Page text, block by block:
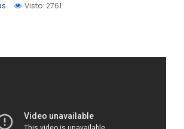
Visto: 2761